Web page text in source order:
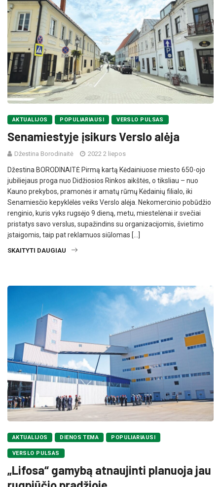
AKTUALIJOS POPULIARIAUSI VERSLO PULSAS
Senamiestyje įsikurs Verslo alėja
Džestina Borodinaitė 2022 2 liepos
Džestina BORODINAITĖ Pirmą kartą Kėdainiuose miesto 650-ojo
jubiliejaus proga nuo Didžiosios Rinkos aikštės, o tiksliau – nuo
Kauno prekybos, pramonės ir amatų rūmų Kėdainių filialo, iki
Senamiesčio kepyklėlės veiks Verslo alėja. Nekomercinio pobūdžio
renginio, kuris vyks rugsėjo 9 dieną, metu, miestelėnai ir svečiai
pristatys savo verslus, supažindins su organizacijomis, švietimo
įstaigomis, taip pat reklamuos siūlomas […]
SKAITYTI DAUGIAU
AKTUALIJOS DIENOS TEMA POPULIARIAUSI
VERSLO PULSAS
„Lifosa“ gamybą atnaujinti planuoja jau